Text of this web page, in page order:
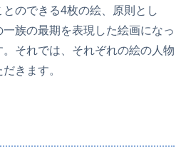
のできる4枚の絵、原則とし
族の最期を表現した絵画になっ
それでは、それぞれの絵の人物
きます。